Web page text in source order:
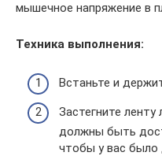
мышечное напряжение в
Техника выполнения:
Встаньте и
Застегните
должны быть
чтобы у вас было